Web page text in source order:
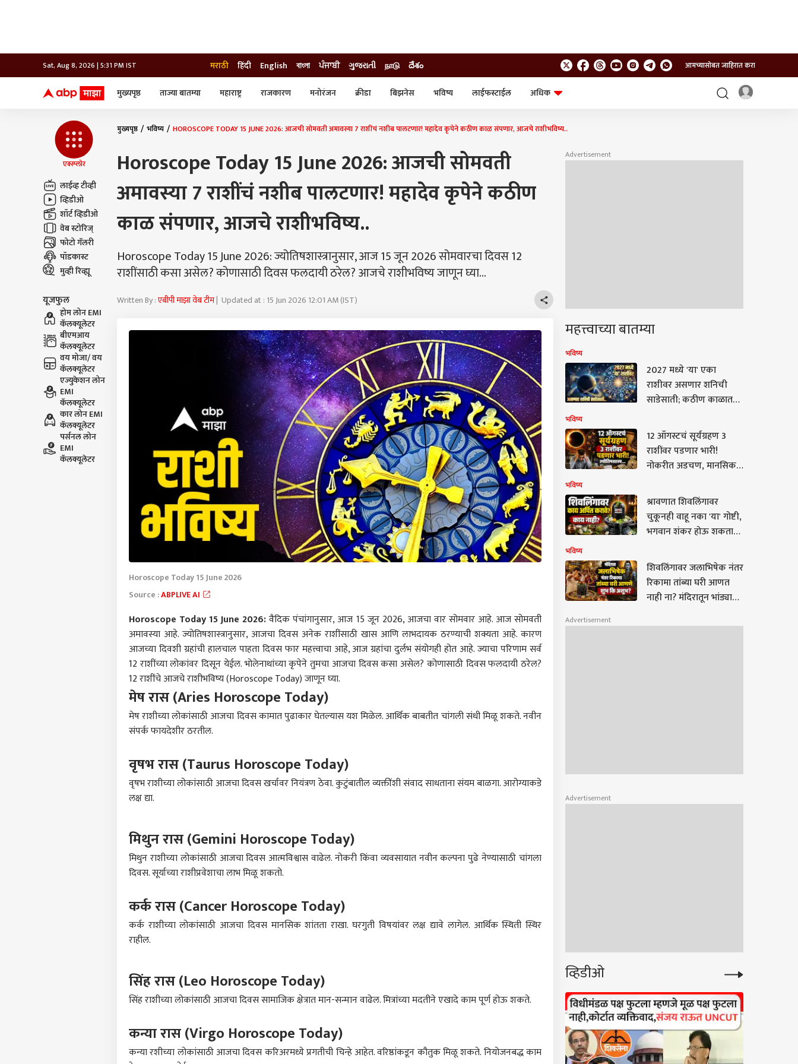
Sat, Aug 8, 2026 | 5:31 PM IST मराठी हिंदी English বাংলা ਪੰਜਾਬੀ ગુજરાતી நாடு దేశం आमच्यासोबत जाहिरात करा
मुख्यपृष्ठ ताज्या बातम्या महाराष्ट्र राजकारण मनोरंजन क्रीडा बिझनेस भविष्य लाईफस्टाईल
महाराष्ट्र
टेक-गॅजेट
अधिक
मुंबई
कोल्हापूर
नवी मुंबई
अमरावती
अहमदनगर
अकोला
एक्स्प्लोर
लाईव्ह टीव्ही
व्हिडीओ
शॉर्ट व्हिडीओ
वेब स्टोरिज्
फोटो गॅलरी
पॉडकास्ट
मुव्ही रिव्ह्यू
यूजफुल
होम लोन EMI
कॅलक्यूलेटर
बीएमआय
कॅलक्यूलेटर
वय मोजा/ वय
कॅलक्यूलेटर
एज्युकेशन लोन
EMI
कॅलक्यूलेटर
कार लोन EMI
कॅलक्यूलेटर
पर्सनल लोन
EMI
कॅलक्यूलेटर
मुख्यपृष्ठ भविष्य HOROSCOPE TODAY 15 JUNE 2026: आजची सोमवती अमावस्या 7 राशींचं नशीब पालटणार! महादेव कृपेने कठीण काळ संपणार, आजचे राशीभविष्य..
Horoscope Today 15 June 2026: आजची सोमवती
अमावस्या 7 राशींचं नशीब पालटणार! महादेव कृपेने कठीण
काळ संपणार, आजचे राशीभविष्य..
Horoscope Today 15 June 2026: ज्योतिषशास्त्रानुसार, आज 15 जून 2026 सोमवारचा दिवस 12
राशींसाठी कसा असेल? कोणासाठी दिवस फलदायी ठरेल? आजचे राशीभविष्य जाणून घ्या...
Written By :एबीपी माझा वेब टीम| Updated at : 15 Jun 2026 12:01 AM (IST)
Horoscope Today 15 June 2026
Source :ABPLIVE AI
Horoscope Today 15 June 2026:वैदिक पंचांगानुसार, आज 15 जून 2026, आजचा वार सोमवार आहे. आज सोमवती
अमावस्या आहे. ज्योतिषशास्त्रानुसार, आजचा दिवस अनेक राशींसाठी खास आणि लाभदायक ठरण्याची शक्यता आहे. कारण
आजच्या दिवशी ग्रहांची हालचाल पाहता दिवस फार महत्त्वाचा आहे, आज ग्रहांचा दुर्लभ संयोगही होत आहे. ज्याचा परिणाम सर्व
12 राशींच्या लोकांवर दिसून येईल. भोलेनाथांच्या कृपेने तुमचा आजचा दिवस कसा असेल? कोणासाठी दिवस फलदायी ठरेल?
12 राशींचे आजचे राशीभविष्य (Horoscope Today) जाणून घ्या.
मेष रास (Aries Horoscope Today)
मेष राशीच्या लोकांसाठी आजचा दिवस कामात पुढाकार घेतल्यास यश मिळेल. आर्थिक बाबतीत चांगली संधी मिळू शकते. नवीन
संपर्क फायदेशीर ठरतील.
वृषभ रास (Taurus Horoscope Today)
वृषभ राशीच्या लोकांसाठी आजचा दिवस खर्चावर नियंत्रण ठेवा. कुटुंबातील व्यक्तींशी संवाद साधताना संयम बाळगा. आरोग्याकडे
लक्ष द्या.
मिथुन रास (Gemini Horoscope Today)
मिथुन राशीच्या लोकांसाठी आजचा दिवस आत्मविश्वास वाढेल. नोकरी किंवा व्यवसायात नवीन कल्पना पुढे नेण्यासाठी चांगला
दिवस. सूर्याच्या राशीप्रवेशाचा लाभ मिळू शकतो.
कर्क रास (Cancer Horoscope Today)
कर्क राशीच्या लोकांसाठी आजचा दिवस मानसिक शांतता राखा. घरगुती विषयांवर लक्ष द्यावे लागेल. आर्थिक स्थिती स्थिर
राहील.
सिंह रास (Leo Horoscope Today)
सिंह राशीच्या लोकांसाठी आजचा दिवस सामाजिक क्षेत्रात मान-सन्मान वाढेल. मित्रांच्या मदतीने एखादे काम पूर्ण होऊ शकते.
कन्या रास (Virgo Horoscope Today)
कन्या रशीच्या लोकांसाठी आजचा दिवस करिअरमध्ये प्रगतीची चिन्हे आहेत. वरिष्ठांकडून कौतुक मिळू शकते. नियोजनबद्ध काम
Advertisement
महत्त्वाच्या बातम्या
भविष्य
2027 मध्ये 'या' एका
राशीवर असणार शनिची
साडेसाती; कठीण काळात
नये? वाचा ज्योतिषशास्त्र
भविष्य
12 ऑगस्टचं सूर्यग्रहण 3
राशींवर पडणार भारी!
नोकरीत अडचण, मानसिक
कोणासाठी आव्हानात्मक?
ज्योतिषशास्त्र...
भविष्य
श्रावणात शिवलिंगावर
चुकूनही वाहू नका 'या' गोष्टी,
भगवान शंकर होऊ शकतात
आणि काय वाहू नये?
भविष्य
शिवलिंगावर जलाभिषेक नंतर
रिकामा तांब्या घरी आणत
नाही ना? मंदिरातून भांड्यात
शिवपुराणातील उल्लेख,
Advertisement
Advertisement
व्हिडीओ